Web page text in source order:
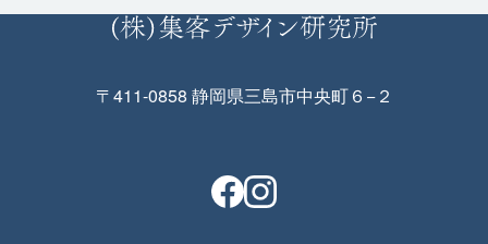
〒411-0858 静岡県三島市中央町６−２